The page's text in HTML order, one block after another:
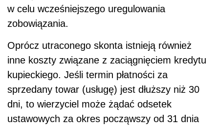
w celu wcześniejszego uregulowania
zobowiązania.
Oprócz utraconego skonta istnieją również
inne koszty związane z zaciągnięciem kredytu
kupieckiego. Jeśli termin płatności za
sprzedany towar (usługę) jest dłuższy niż 30
dni, to wierzyciel może żądać odsetek
ustawowych za okres począwszy od 31 dnia